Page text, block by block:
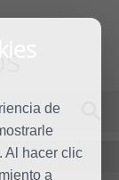
de
Al hacer clic
a